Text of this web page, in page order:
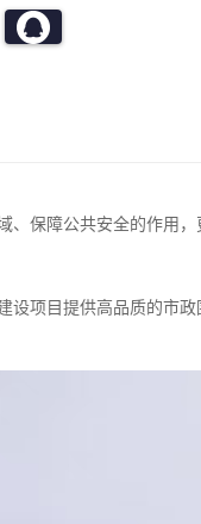
保障公共安全的作用
项目提供高品质的市